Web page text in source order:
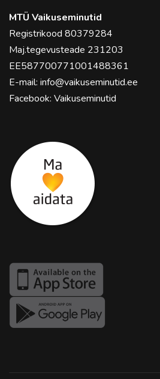
MTÜ Vaikuseminutid
Registrikood 80379284
Maj.tegevusteade 231203
EE587700771001488361
E-mail: info@vaikuseminutid.ee
Facebook: Vaikuseminutid